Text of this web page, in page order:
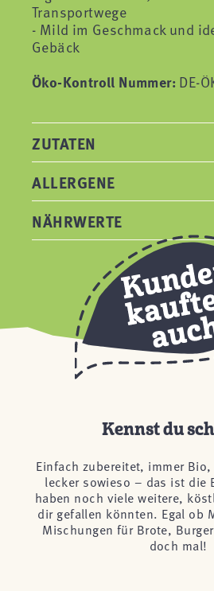
Transportwege
- Mild im Geschmack und
Gebäck
Öko-Kontroll Nummer: DE-
ZUTATEN
ALLERGENE
NÄHRWERTE
Kennst du
Einfach zubereitet, immer
lecker sowieso – das ist die
haben noch viele weitere,
dir gefallen könnten. Egal ob
Mischungen für Brote,
doch mal!